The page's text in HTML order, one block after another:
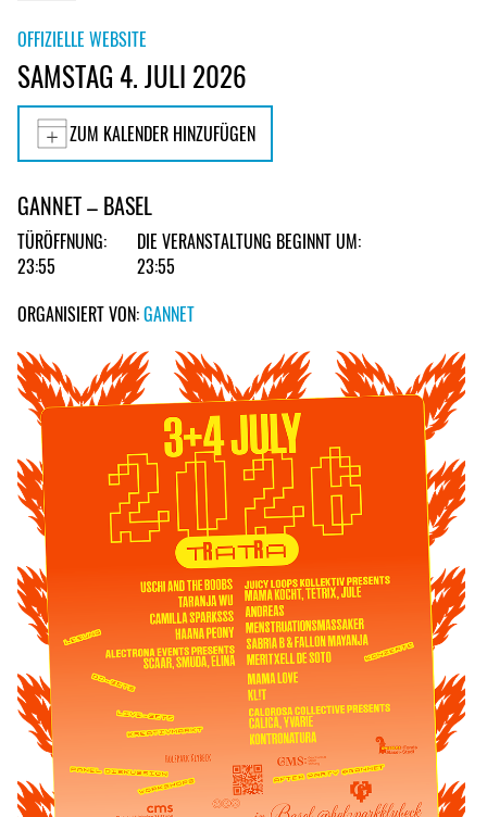
OFFIZIELLE WEBSITE
SAMSTAG 4. JULI 2026
ZUM KALENDER HINZUFÜGEN
GANNET – BASEL
TÜRÖFFNUNG:
23:55
DIE VERANSTALTUNG BEGINNT UM:
23:55
ORGANISIERT VON:GANNET